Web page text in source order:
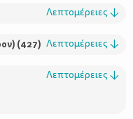
moms
Λεπτομέρειες ↓
(427) Λεπτομέρειες ↓
Λεπτομέρειες ↓